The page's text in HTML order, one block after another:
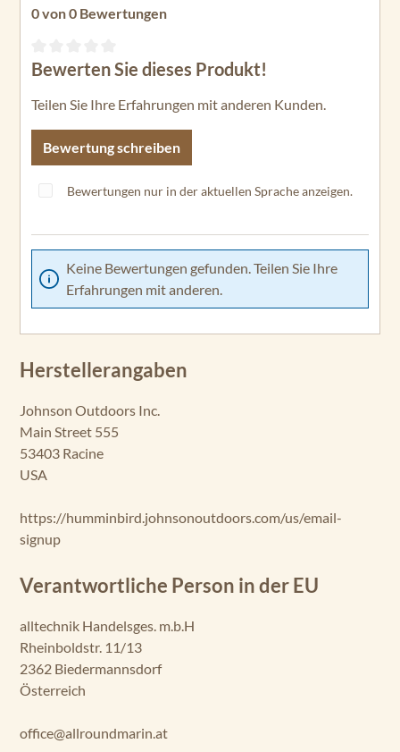
0 von 0 Bewertungen
Durchschnittliche Bewertung von 0 von 5 Sternen
Bewerten Sie dieses Produkt!
Teilen Sie Ihre Erfahrungen mit anderen Kunden.
Bewertung schreiben
Bewertungen nur in der aktuellen Sprache anzeigen.
Keine Bewertungen gefunden. Teilen Sie Ihre
Erfahrungen mit anderen.
Herstellerangaben
Johnson Outdoors Inc.
Main Street 555
53403 Racine
USA
https://humminbird.johnsonoutdoors.com/us/email-
signup
Verantwortliche Person in der EU
alltechnik Handelsges. m.b.H
Rheinboldstr. 11/13
2362 Biedermannsdorf
Österreich
office@allroundmarin.at